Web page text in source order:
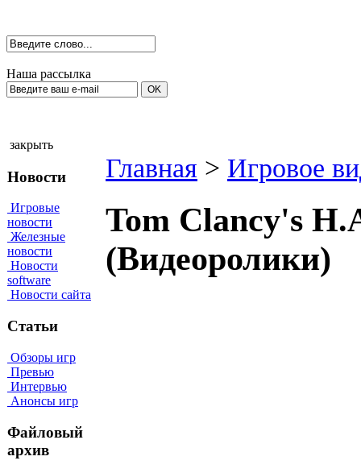
Наша рассылка
закрыть
Новости
Игровые
новости
Железные
новости
Новости
software
Новости сайта
Статьи
Обзоры игр
Превью
Интервью
Анонсы игр
Файловый
архив
Главная > Игровое
Tom Clancy's
(Видеоролики)